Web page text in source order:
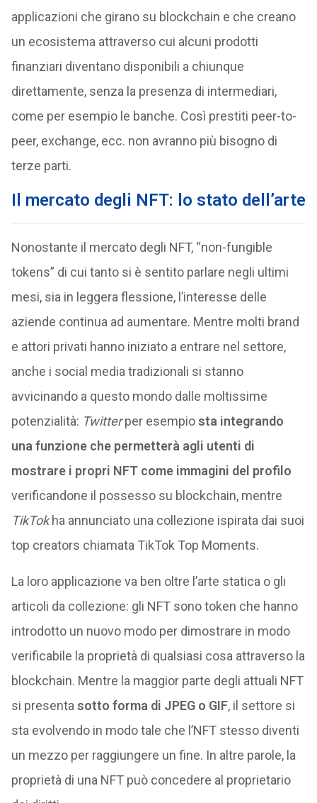
applicazioni che girano su blockchain e che creano
un ecosistema attraverso cui alcuni prodotti
finanziari diventano disponibili a chiunque
direttamente, senza la presenza di intermediari,
come per esempio le banche. Così prestiti peer-to-
peer, exchange, ecc. non avranno più bisogno di
terze parti.
Il mercato degli NFT: lo stato dell’arte
Nonostante il mercato degli NFT, “non-fungible
tokens” di cui tanto si è sentito parlare negli ultimi
mesi, sia in leggera flessione, l’interesse delle
aziende continua ad aumentare. Mentre molti brand
e attori privati hanno iniziato a entrare nel settore,
anche i social media tradizionali si stanno
avvicinando a questo mondo dalle moltissime
potenzialità: Twitterper esempiosta integrando
una funzione che permetterà agli utenti di
mostrare i propri NFT come immagini del profilo
verificandone il possesso su blockchain, mentre
TikTokha annunciato una collezione ispirata dai suoi
top creators chiamata TikTok Top Moments.
La loro applicazione va ben oltre l’arte statica o gli
articoli da collezione: gli NFT sono token che hanno
introdotto un nuovo modo per dimostrare in modo
verificabile la proprietà di qualsiasi cosa attraverso la
blockchain. Mentre la maggior parte degli attuali NFT
si presenta sotto forma di JPEG o GIF, il settore si
sta evolvendo in modo tale che l’NFT stesso diventi
un mezzo per raggiungere un fine. In altre parole, la
proprietà di una NFT può concedere al proprietario